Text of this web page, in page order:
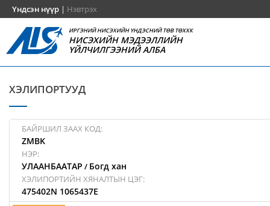
Үндсэн нүүр | Нэвтрэх
ИРГЭНИЙ НИСЭХИЙН ҮНДЭСНИЙ ТӨВ ТӨХХК
НИСЭХИЙН МЭДЭЭЛЛИЙН
ҮЙЛЧИЛГЭЭНИЙ АЛБА
ХЭЛИПОРТУУД
БАЙРШИЛ ЗААХ КОД:
ZMBK
НЭР:
УЛААНБААТАР / Богд хан
ХЭЛИПОРТИЙН ХЯНАЛТЫН ЦЭГ:
475402N 1065437E